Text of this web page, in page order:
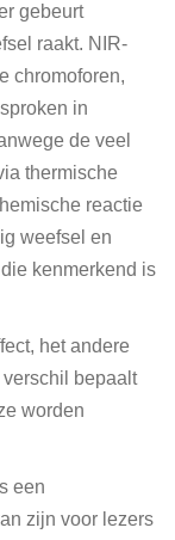
gebeurt
raakt. NIR-
chromoforen,
in
de veel
thermische
reactie
weefsel en
kenmerkend is
het andere
bepaalt
worden
een
zijn voor lezers